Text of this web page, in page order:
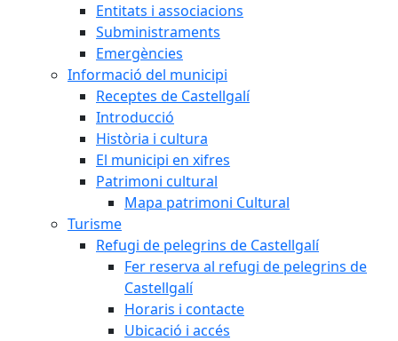
Entitats i associacions
Subministraments
Emergències
Informació del municipi
Receptes de Castellgalí
Introducció
Història i cultura
El municipi en xifres
Patrimoni cultural
Mapa patrimoni Cultural
Turisme
Refugi de pelegrins de Castellgalí
Fer reserva al refugi de pelegrins de
Castellgalí
Horaris i contacte
Ubicació i accés